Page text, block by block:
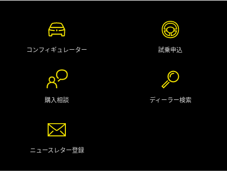
コンフィギュレーター 試乗申込
購入相談 ディーラー検索
ニュースレター登録